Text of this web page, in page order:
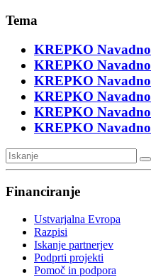
Tema
KREPKO Navadno
KREPKO Navadno
KREPKO Navadno
KREPKO Navadno
KREPKO Navadno
KREPKO Navadno
Financiranje
Ustvarjalna Evropa
Razpisi
Iskanje partnerjev
Podprti projekti
Pomoč in podpora